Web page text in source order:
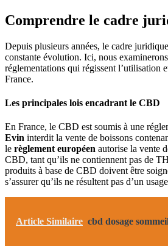
Comprendre le cadre
Depuis plusieurs années, le cadre
constante évolution. Ici, nous
réglementations qui régissent l’utilisation
France.
Les principales lois encadrant le CBD
En France, le CBD est soumis à une
Evin interdit la vente de boissons
le règlement européen autorise la vente
CBD, tant qu’ils ne contiennent pas de
produits à base de CBD doivent être
s’assurer qu’ils ne résultent pas d’un
Article Similaire cbd dosage